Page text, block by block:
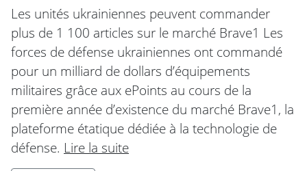
Les unités ukrainiennes peuvent commander
plus de 1 100 articles sur le marché Brave1 Les
forces de défense ukrainiennes ont commandé
pour un milliard de dollars d’équipements
militaires grâce aux ePoints au cours de la
première année d’existence du marché Brave1, la
plateforme étatique dédiée à la technologie de
défense. Lire la suite